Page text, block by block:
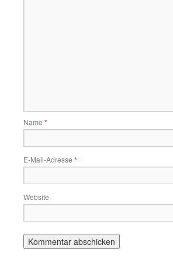
Name *
E-Mail-Adresse *
Website